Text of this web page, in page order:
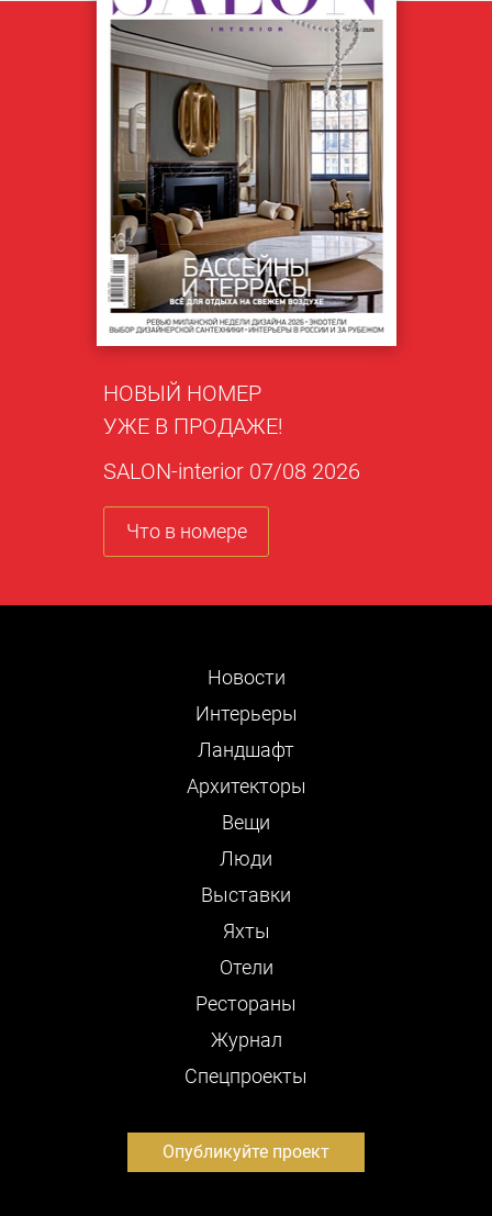
НОВЫЙ НОМЕР
УЖЕ В ПРОДАЖЕ!
SALON-interior 07/08 2026
Что в номере
Новости
Интерьеры
Ландшафт
Архитекторы
Вещи
Люди
Выставки
Яхты
Отели
Рестораны
Журнал
Cпецпроекты
Опубликуйте проект